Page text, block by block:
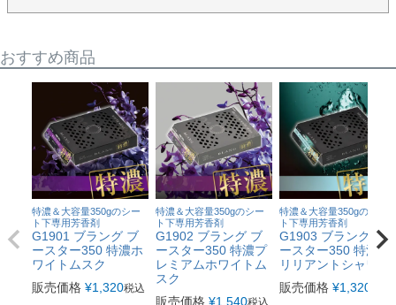
おすすめ商品
特濃＆大容量350gのシー
ト下専用芳香剤
G1901 ブラング ブ
ースター350 特濃ホ
ワイトムスク
販売価格 ¥1,320税込
特濃＆大容量350gのシー
ト下専用芳香剤
G1902 ブラング ブ
ースター350 特濃プ
レミアムホワイトム
スク
販売価格 ¥1,540税込
特濃＆大容量350gのシー
ト下専用芳香剤
G1903 ブラング ブ
ースター350 特濃ブ
リリアントシャワー
販売価格 ¥1,320